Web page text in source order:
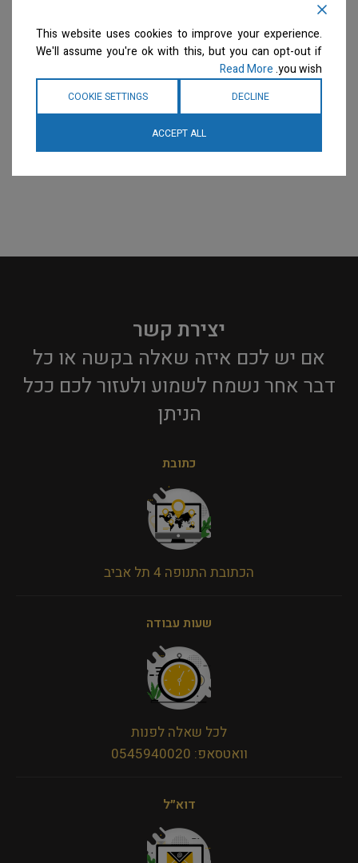
מספרות רשומיםצרו קשר
למידע נוסף
מספרות רשומיםצרו קשר
למידע נוסף
יצירת קשר
אם יש לכם איזה שאלה בקשה או כל
דבר אחר נשמח לשמוע ולעזור לכם ככל
הניתן​
כתובת
הכתובת התנופה 4 תל אביב
שעות עבודה
לכל שאלה לפנות
וואטסאפ: 0545940020
דוא״ל
This website uses cookies to improve your experience.
We'll assume you're ok with this, but you can opt-out if
you wish.
Read More
DECLINE
COOKIE SETTINGS
ACCEPT ALL